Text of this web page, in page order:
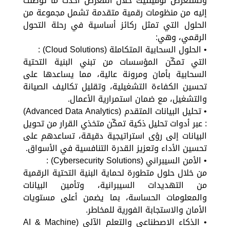
إليه من منظومات رقمية متقدمة تشمل مجموعة من
الحلول التي تمثل ركائز أساسية في رحلة التحول
الرقمي، وهي:
• الحلول السحابية المتكاملة (Cloud Solutions) :
التي تمكّن المؤسسات من تبني البنية التحتية
السحابية بأمان ومرونة عالية، مما يساعدها على
تحسين الكفاءة التشغيلية، وتقليل تكاليف الصيانة
والتشغيل، مع ضمان استمرارية الأعمال.
• تحليل البيانات المتقدم (Advanced Data Analytics)
: عبر أدوات تحليل ذكية تمكّن متخذي القرار من تحويل
البيانات إلى رؤى استراتيجية دقيقة، تساعدهم على
تحسين الأداء وتعزيز القدرة التنافسية في الأسواق.
• الأمن السيبراني (Cybersecurity Solutions) :
من خلال حلول متطورة لحماية البنية التحتية الرقمية
من التهديدات السيبرانية، وتأمين البيانات
والمعلومات الحساسة، بما يضمن أعلى مستويات
الأمان والاستجابة الفورية للمخاطر.
• الذكاء الاصطناعي والتعلم الآلي (AI & Machine